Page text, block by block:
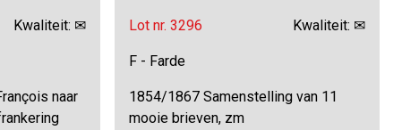
Kwaliteit: ✉
naar
Lot nr. 3296 Kwaliteit: ✉
F - Farde
1854/1867 Samenstelling van 11
mooie brieven, zm